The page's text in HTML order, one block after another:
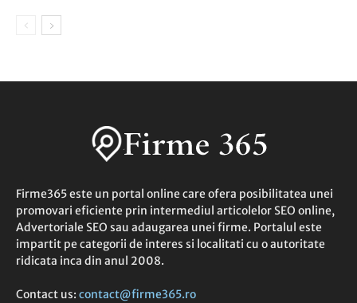
Firme365 este un portal online care ofera posibilitatea unei
promovari eficiente prin intermediul articolelor SEO online,
Advertoriale SEO sau adaugarea unei firme. Portalul este
impartit pe categorii de interes si localitati cu o autoritate
ridicata inca din anul 2008.
Contact us: contact@firme365.ro